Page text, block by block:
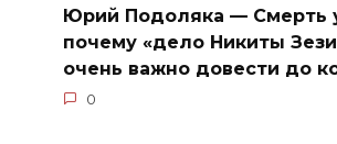
Юрий Подоляка — Смерть
почему «дело Никиты
очень важно довести до
0